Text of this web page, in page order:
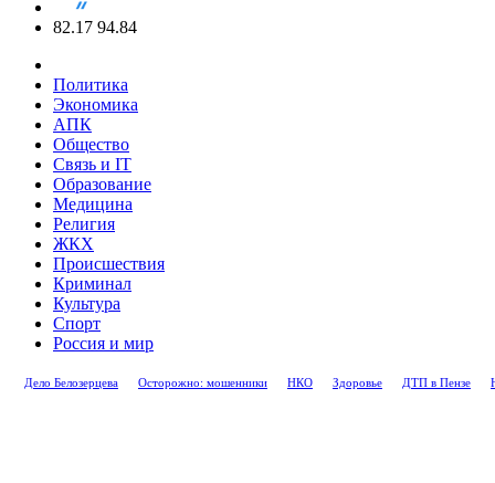
82.17 94.84
Политика
Экономика
АПК
Общество
Связь и IT
Образование
Медицина
Религия
ЖКХ
Происшествия
Криминал
Культура
Спорт
Россия и мир
Дело Белозерцева Осторожно: мошенники НКО Здоровье ДТП в Пензе